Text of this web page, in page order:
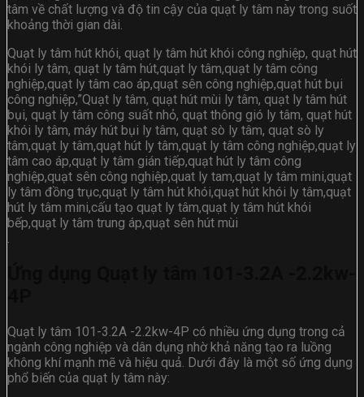
tâm về chất lượng và độ tin cậy của quạt ly tâm này trong suốt
khoảng thời gian dài.
Quạt ly tâm hút khói, quạt ly tâm hút khói công nghiệp, quạt hút
khói ly tâm, quạt ly tâm hút,quạt ly tâm,quạt ly tâm công
nghiệp,quạt ly tâm cao áp,quạt sên công nghiệp,quạt hút bụi
công nghiệp,”Quạt ly tâm, quạt hút mùi ly tâm, quạt ly tâm hút
bụi, quạt ly tâm công suất nhỏ, quạt thông gió ly tâm, quạt hút
khói ly tâm, máy hút bụi ly tâm, quạt sò ly tâm, quạt sò ly
tâm,quạt ly tâm,quạt hút ly tâm,quạt ly tâm công nghiệp,quạt ly
tâm cao áp,quạt ly tâm gián tiếp,quạt hút ly tâm công
nghiệp,quạt sên công nghiệp,quat ly tam,quạt ly tâm mini,quạt
ly tâm đồng trục,quạt ly tâm hút khói,quạt hút khói ly tâm,quạt
hút ly tâm mini,cấu tạo quạt ly tâm,quạt ly tâm hút khói
bếp,quạt ly tâm trung áp,quạt sên hút mùi
Quạt ly tâm 101-3.2A -2.2kw-4P có nhiều ứng dụng trong cả
ngành công nghiệp và dân dụng nhờ khả năng tạo ra luồng
không khí mạnh mẽ và hiệu quả. Dưới đây là một số ứng dụng
phổ biến của quạt ly tâm này: